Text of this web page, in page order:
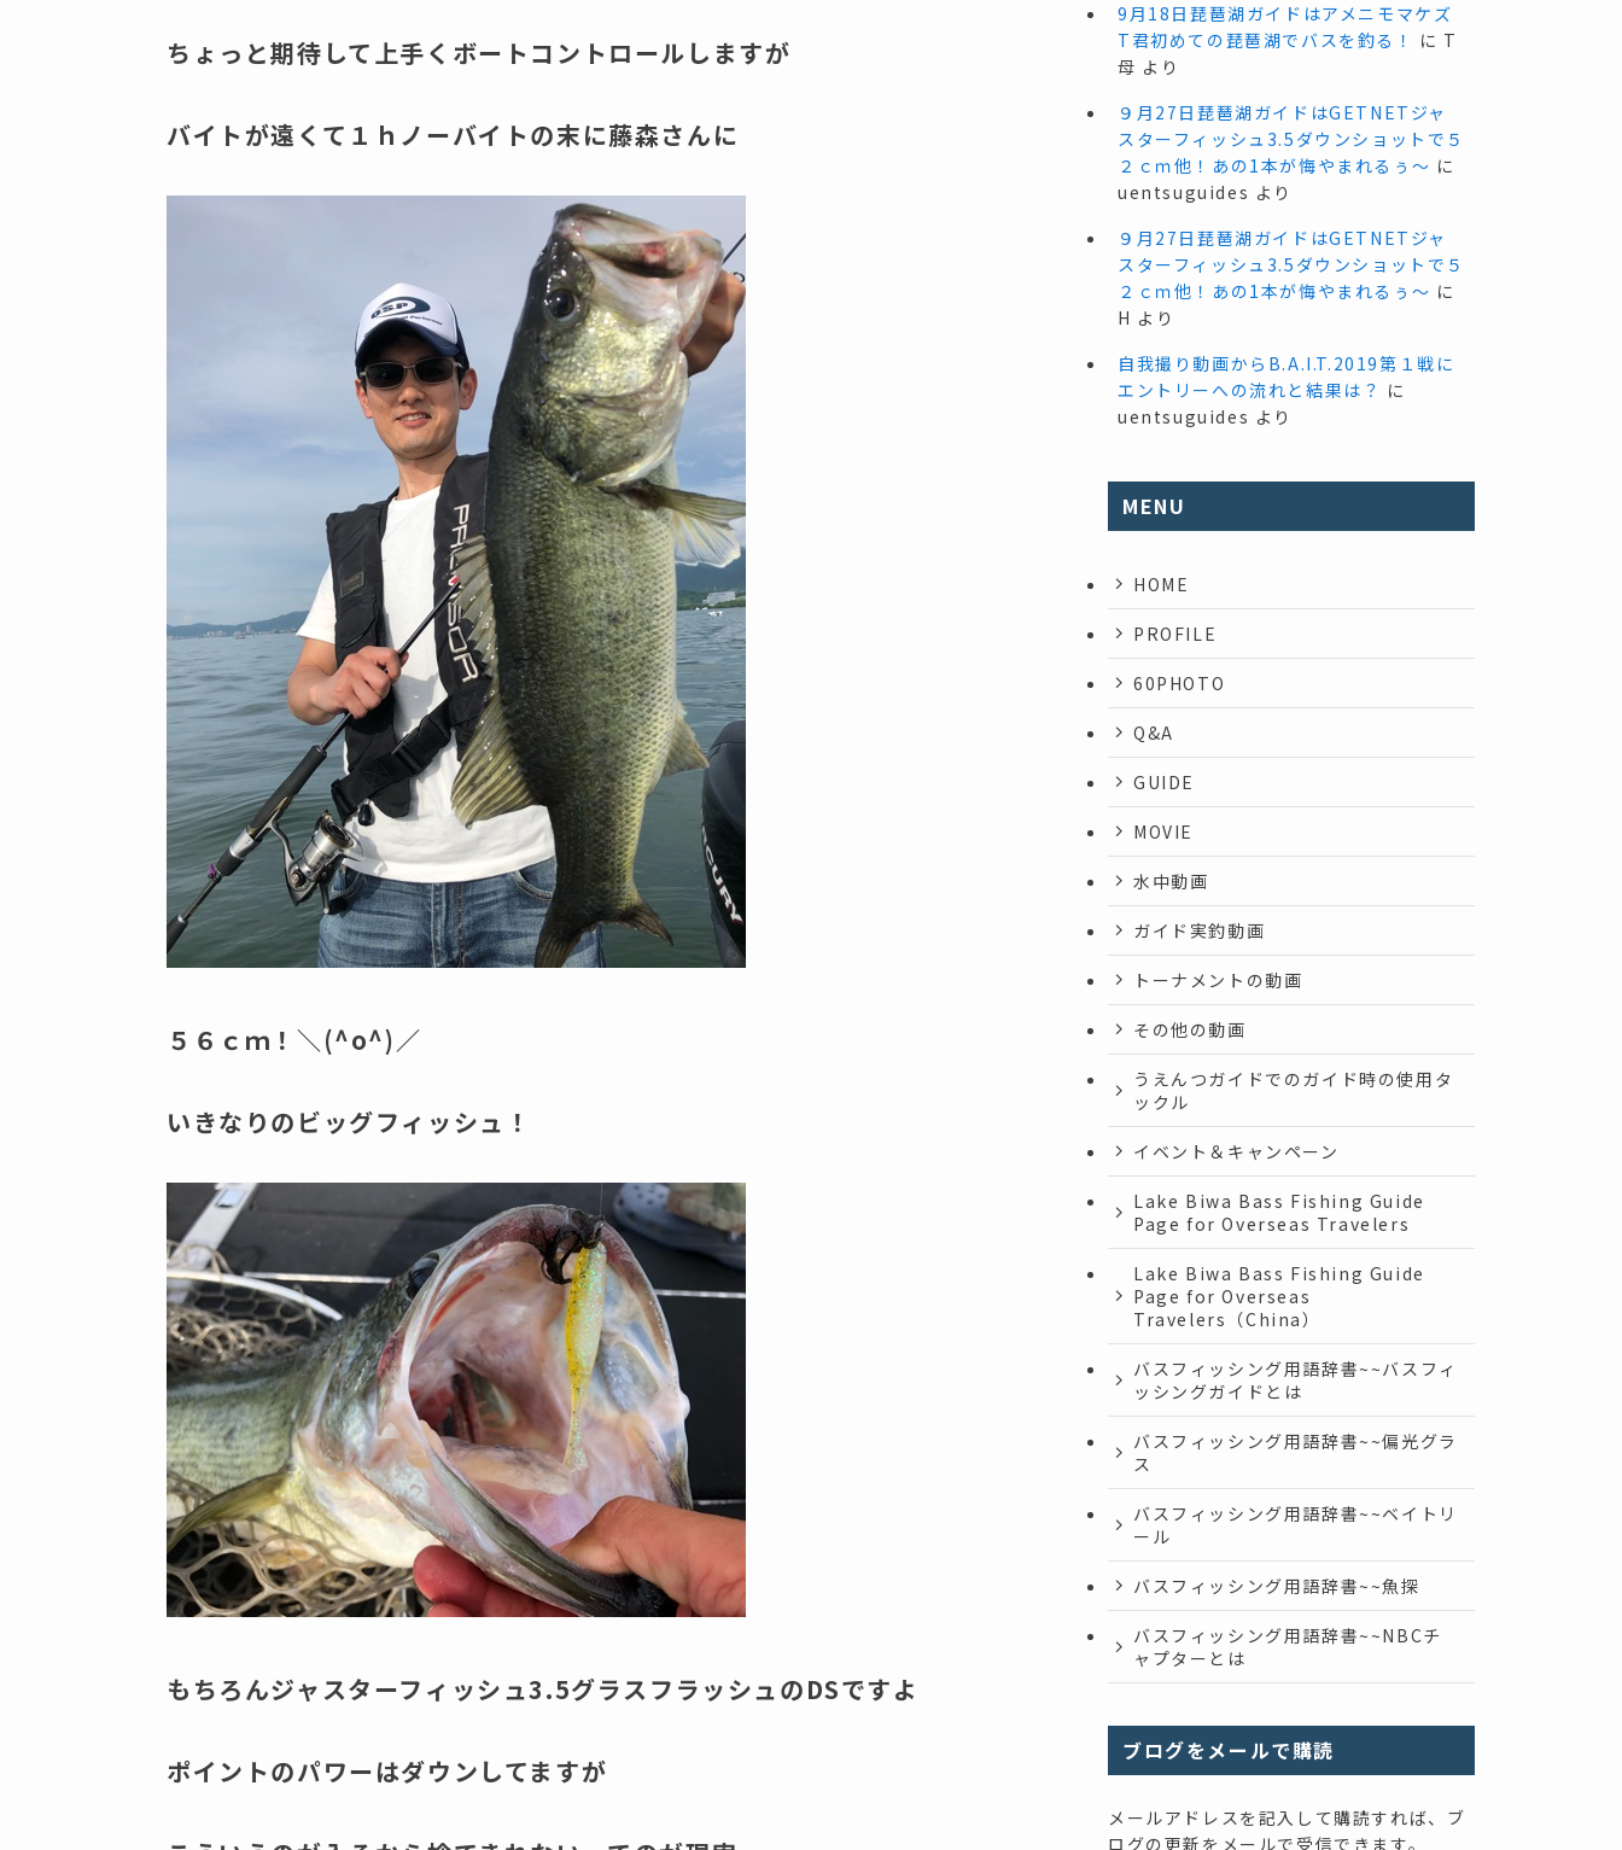
ちょっと期待して上手くボートコントロールしますが
バイトが遠くて１ｈノーバイトの末に藤森さんに
５６ｃｍ！＼(^o^)／
いきなりのビッグフィッシュ！
もちろんジャスターフィッシュ3.5グラスフラッシュのDSですよ
ポイントのパワーはダウンしてますが
9月18日琵琶湖ガイドはアメニモマケズ
T君初めての琵琶湖でバスを釣る！
に T
母 より
９月27日琵琶湖ガイドはGETNETジャ
スターフィッシュ3.5ダウンショットで５
２ｃｍ他！あの1本が悔やまれるぅ～ に
uentsuguides より
９月27日琵琶湖ガイドはGETNETジャ
スターフィッシュ3.5ダウンショットで５
２ｃｍ他！あの1本が悔やまれるぅ～ に
H より
自我撮り動画からB.A.I.T.2019第１戦に
エントリーへの流れと結果は？ に
uentsuguides より
MENU
HOME
PROFILE
60PHOTO
Q&A
GUIDE
MOVIE
水中動画
ガイド実釣動画
トーナメントの動画
その他の動画
うえんつガイドでのガイド時の使用タ
ックル
イベント＆キャンペーン
Lake Biwa Bass Fishing Guide
Page for Overseas Travelers
Lake Biwa Bass Fishing Guide
Page for Overseas
Travelers（China）
バスフィッシング用語辞書~~バスフィ
ッシングガイドとは
バスフィッシング用語辞書~~偏光グラ
ス
バスフィッシング用語辞書~~ベイトリ
ール
バスフィッシング用語辞書~~魚探
バスフィッシング用語辞書~~NBCチ
ャプターとは
ブログをメールで購読
メールアドレスを記入して購読すれば、ブ
ログの更新をメールで受信できます。